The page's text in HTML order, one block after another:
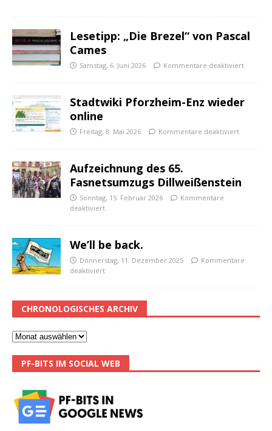
Lesetipp: „Die Brezel“ von Pascal
Cames
Samstag, 6. Juni 2026 Kommentare deaktiviert
Stadtwiki Pforzheim-Enz wieder
online
Freitag, 8. Mai 2026 Kommentare deaktiviert
Aufzeichnung des 65.
Fasnetsumzugs Dillweißenstein
Sonntag, 15. Februar 2026
Kommentare
deaktiviert
We’ll be back.
Donnerstag, 11. Dezember 2025
Kommentare
deaktiviert
CHRONOLOGISCHES ARCHIV
PF-BITS IM SOCIAL WEB